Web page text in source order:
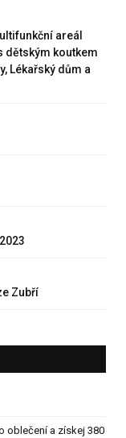
areál
dětským koutkem
Lékařský dům a
Zubří
oblečení a získej 380